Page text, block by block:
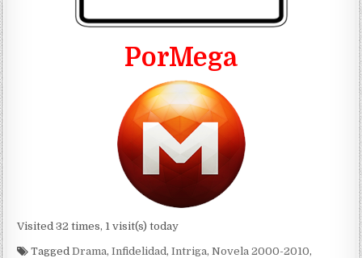
PorMega
Visited 32 times, 1 visit(s) today
TaggedDrama,Infidelidad ,Intriga,Novela 2000-2010,